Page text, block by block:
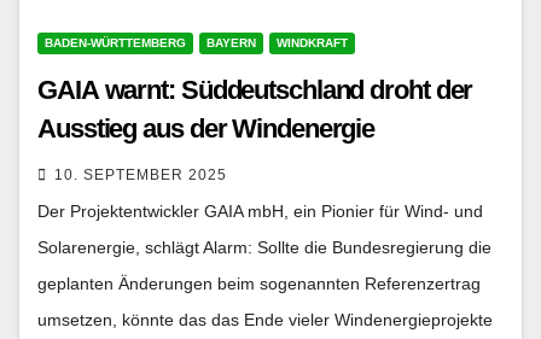
BADEN-WÜRTTEMBERG BAYERN WINDKRAFT
GAIA warnt: Süddeutschland droht der
Ausstieg aus der Windenergie
10. SEPTEMBER 2025
Der Projektentwickler GAIA mbH, ein Pionier für Wind- und
Solarenergie, schlägt Alarm: Sollte die Bundesregierung die
geplanten Änderungen beim sogenannten Referenzertrag
umsetzen, könnte das das Ende vieler Windenergieprojekte